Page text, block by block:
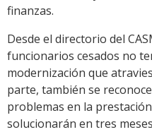
finanzas.
Desde el directorio del
funcionarios cesados no
modernización que
parte, también se
problemas en la
solucionarán en tres